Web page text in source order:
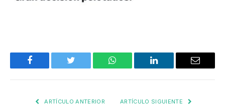
Facebook Twitter WhatsApp LinkedIn Email
ARTÍCULO ANTERIOR ARTÍCULO SIGUIENTE